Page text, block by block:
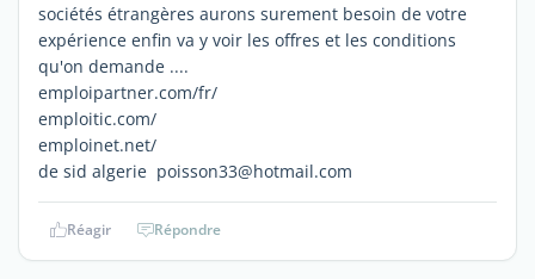
sociétés étrangères aurons surement besoin de votre
expérience enfin va y voir les offres et les conditions
qu'on demande ....
emploipartner.com/fr/
emploitic.com/
emploinet.net/
de sid algerie poisson33@hotmail.com
Réagir Répondre